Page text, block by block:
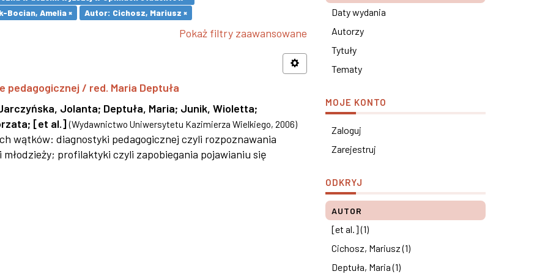
Bocian, Amelia ×
Autor: Cichosz, Mariusz ×
Pokaż filtry zaawansowane
/ red. Maria Deptuła
Jolanta; Deptuła, Maria; Junik, Wioletta;
; [et al.] (Wydawnictwo Uniwersytetu Kazimierza Wielkiego, 2006)
wątków: diagnostyki pedagogicznej czyli rozpoznawania
profilaktyki czyli zapobiegania pojawianiu się
Daty wydania
Autorzy
Tytuły
Tematy
MOJE KONTO
Zaloguj
Zarejestruj
ODKRYJ
AUTOR
[et al.] (1)
Cichosz, Mariusz (1)
Deptuła, Maria (1)